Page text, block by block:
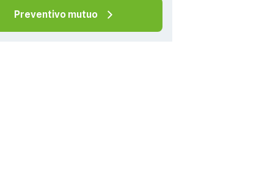
Preventivo mutuo